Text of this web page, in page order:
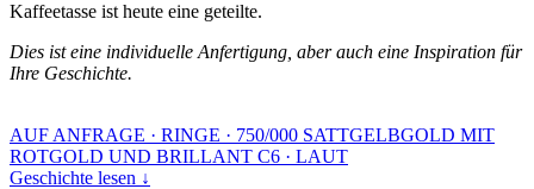
Kaffeetasse ist heute eine geteilte.
Dies ist eine individuelle Anfertigung, aber auch eine Inspiration für
Ihre Geschichte.
AUF ANFRAGE · RINGE · 750/000 SATTGELBGOLD MIT
ROTGOLD UND BRILLANT C6 · LAUT
Geschichte lesen ↓